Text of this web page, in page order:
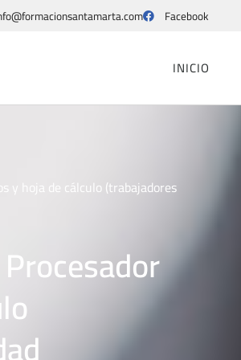
Facebook
INICIO
y hoja de cálculo (trabajadores